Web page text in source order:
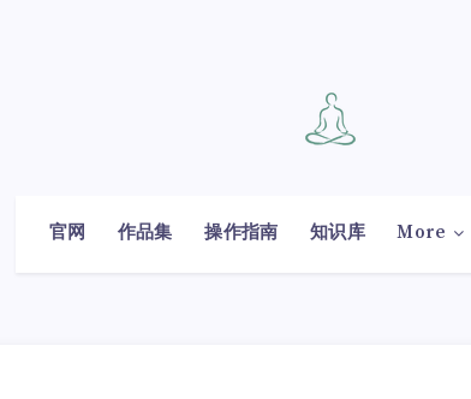
官网 作品集 操作指南 知识库 More